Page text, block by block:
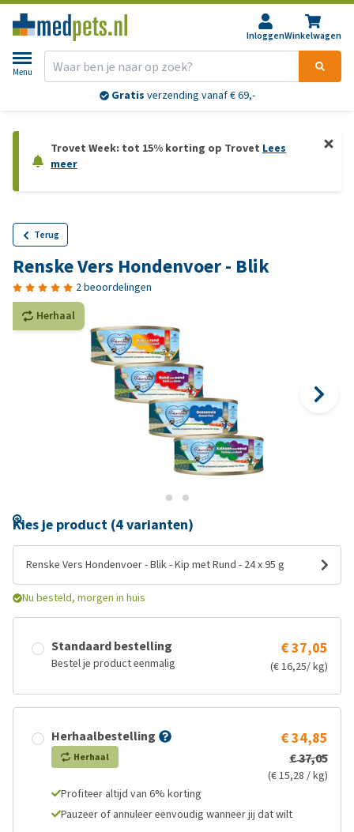
InloggenWinkelwagen
Menu
Gratis verzending vanaf € 69,-
Trovet Week: tot 15% korting op Trovet Lees
meer
Terug
Renske Vers Hondenvoer - Blik
2 beoordelingen
Herhaal
Kies je product (4 varianten)
Renske Vers Hondenvoer - Blik - Kip met Rund - 24 x 95 g
Nu besteld, morgen in huis
Standaard bestelling
Bestel je product eenmalig
€ 37,05
(€ 16,25/ kg)
Herhaalbestelling
Herhaal
€ 34,85
€ 37,05
(€ 15,28 / kg)
Profiteer altijd van 6% korting
Pauzeer of annuleer eenvoudig wanneer jij dat wilt